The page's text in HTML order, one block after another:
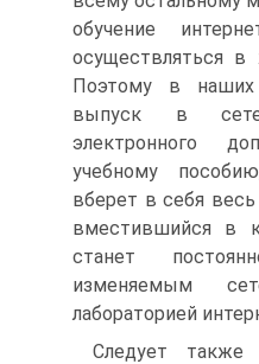
обучение
осуществляться
Поэтому в наших
выпуск в
электронного
учебному
вберет в себя
вместившийся в
станет
изменяемым
лабораторией
Следует также